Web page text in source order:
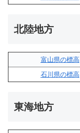
北陸地方
富山県の標高
石川県の標高
東海地方